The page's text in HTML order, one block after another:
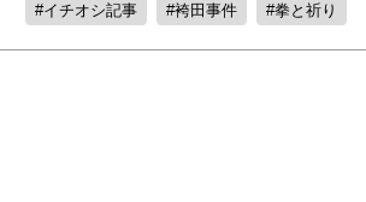
イチオシ記事 袴田事件 拳と祈り